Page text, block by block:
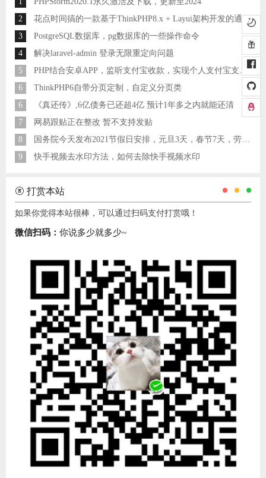
2
花点时间搞的一款基于ThinkPHP8.x + Layui架构开发的通用后台管理系统
3
PostgreSQL数据库，pg数据库的一些操作命令
4
解决laravel-admin 登录无限重定向问题
5
PHP结合安卓APP，监听支付宝收款，实现个人支付宝支付接口
6
ThinkPHP6自带分页定制，自定义分页类
6
《真还传》,6亿债务已还超4亿 预计1年多之内就能还清
7
网易跟贴正在整改 暂不支持发贴
8
国务院今天发布2021节假日安排，元旦3天，春节7天，劳动节5天
9
快手视频去水印方法，如何去除快手视频水印
打赏本站
如果你觉得本站很棒，可以通过扫码支付打赏哦！
微信扫码： 你说多少就多少~